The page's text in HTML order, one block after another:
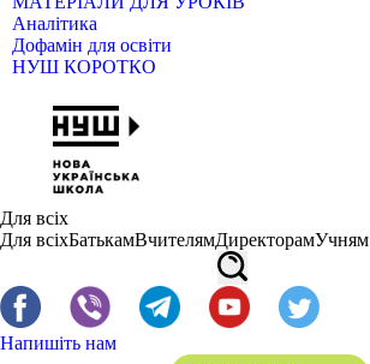
Аналітика
Дофамін для освіти
НУШ КОРОТКО
Для всіх
Для всіхБатькамВчителямДиректорамУчням
Напишіть нам